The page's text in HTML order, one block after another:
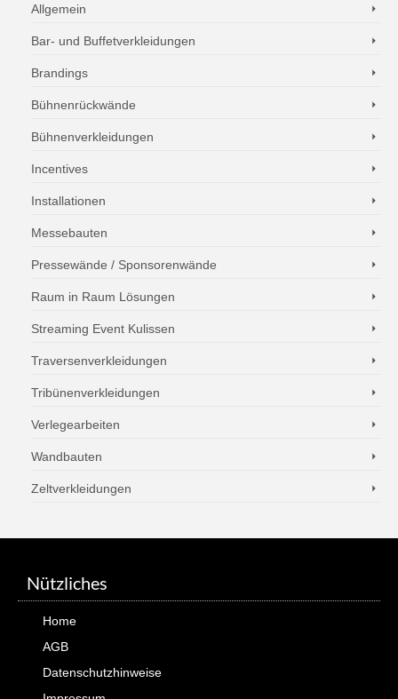
Allgemein
Bar- und Buffetverkleidungen
Brandings
Bühnenrückwände
Bühnenverkleidungen
Incentives
Installationen
Messebauten
Pressewände / Sponsorenwände
Raum in Raum Lösungen
Streaming Event Kulissen
Traversenverkleidungen
Tribünenverkleidungen
Verlegearbeiten
Wandbauten
Zeltverkleidungen
Nützliches
Home
AGB
Datenschutzhinweise